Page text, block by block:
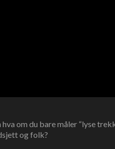
om du bare måler “lyse
og folk?